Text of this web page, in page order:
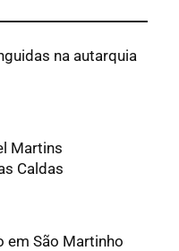
na autarquia
Martins
Caldas
em São Martinho